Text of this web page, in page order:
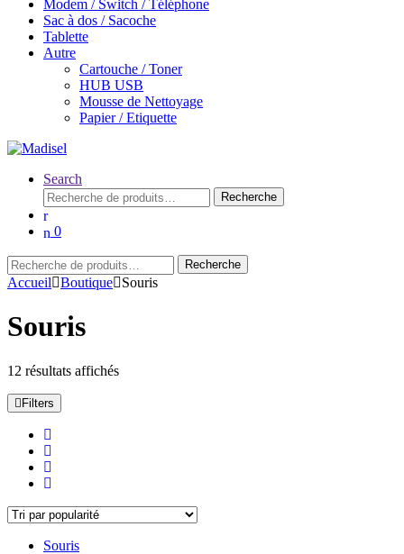
Modem / Switch / Téléphone
Sac à dos / Sacoche
Tablette
Autre
Cartouche / Toner
HUB USB
Mousse de Nettoyage
Papier / Etiquette
Search
Recherche
pour :
Recherche
0
Recherche
pour :
Recherche
Accueil Boutique Souris
Souris
12 résultats affichésTrié
Filters
Souris